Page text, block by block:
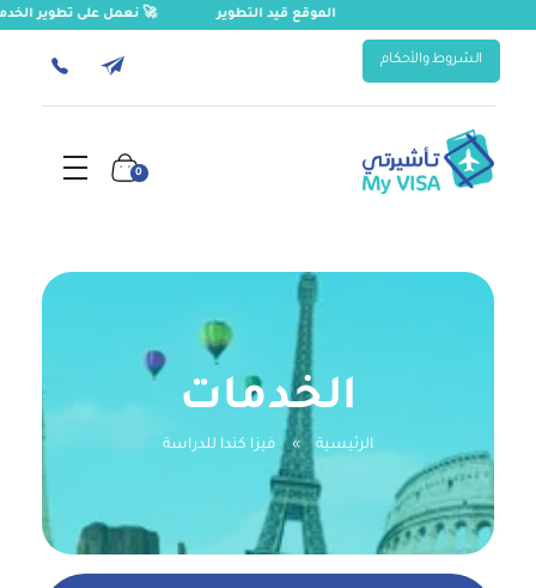
الموقع قيد التطوير 🚀 نعمل على تطوير
الشروط والأحكام
0
الرئيسية » فيزا كندا للدراسة
الخدمات